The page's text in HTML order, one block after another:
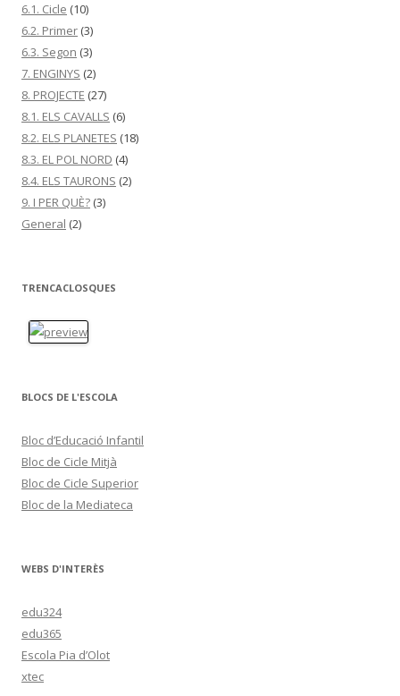
6.1. Cicle (10)
6.2. Primer (3)
6.3. Segon (3)
7. ENGINYS (2)
8. PROJECTE (27)
8.1. ELS CAVALLS (6)
8.2. ELS PLANETES (18)
8.3. EL POL NORD (4)
8.4. ELS TAURONS (2)
9. I PER QUÈ? (3)
General (2)
TRENCACLOSQUES
BLOCS DE L'ESCOLA
Bloc d’Educació Infantil
Bloc de Cicle Mitjà
Bloc de Cicle Superior
Bloc de la Mediateca
WEBS D'INTERÈS
edu324
edu365
Escola Pia d’Olot
xtec